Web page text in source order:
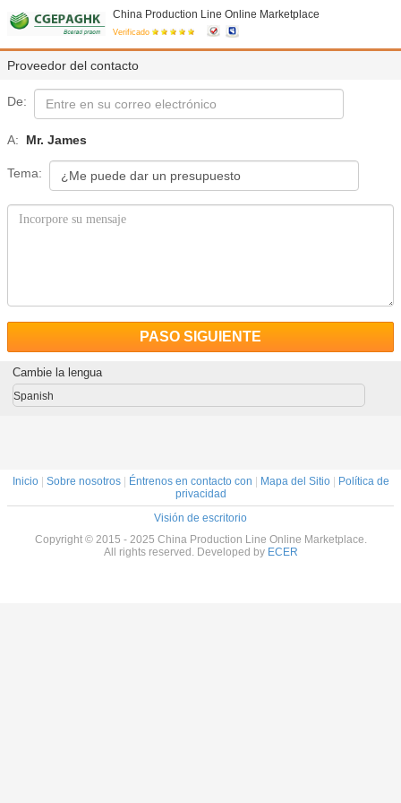
China Production Line Online Marketplace
Verificado
Proveedor del contacto
De:
A: Mr. James
Tema:
PASO SIGUIENTE
Cambie la lengua
Spanish
Inicio| Sobre nosotros| Éntrenos en contacto con Mapa del Sitio|
Política de
privacidad
Visión de escritorio
Copyright © 2015 - 2025 China Production Line Online Marketplace.
All rights reserved. Developed by ECER